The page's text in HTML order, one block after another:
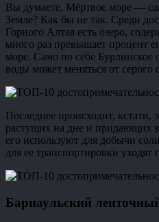
Вы думаете, Мёртвое море —
Земле? Как бы не так. Среди
Горного Алтая есть озеро,
много раз превышает процент
море. Само по себе Бурлинское
воды может меняться от серого
Последнее происходит, кстати,
растущих на дне и придающих
его используют для добычи
для ее транспортировки
Барнаульский